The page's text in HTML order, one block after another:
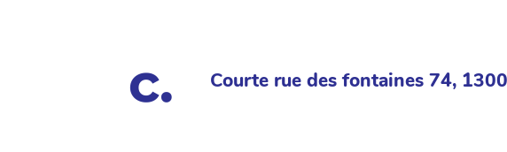
Courte rue des fontaines 74,